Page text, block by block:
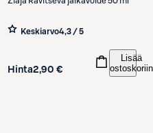
Keskiarvo4,3 / 5
Hinta2,90 €
Lisää
ostoskoriin